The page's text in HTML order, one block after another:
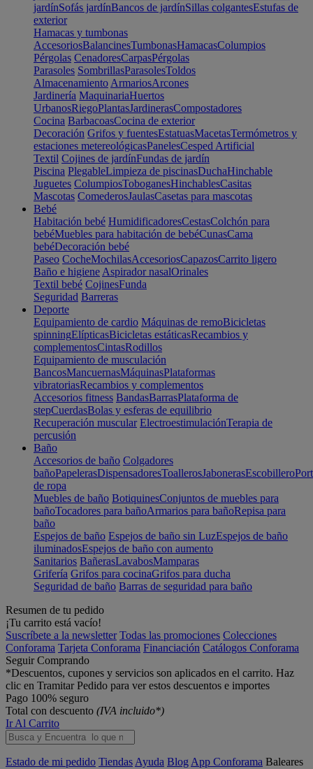
jardínSofás jardínBancos de jardínSillas colgantesEstufas de
exterior
Hamacas y tumbonas
AccesoriosBalancinesTumbonasHamacasColumpios
Pérgolas CenadoresCarpasPérgolas
Parasoles SombrillasParasolesToldos
Almacenamiento ArmariosArcones
Jardinería MaquinariaHuertos
UrbanosRiegoPlantasJardinerasCompostadores
Cocina BarbacoasCocina de exterior
Decoración Grifos y fuentesEstatuasMacetasTermómetros y
estaciones metereológicasPanelesCesped Artificial
Textil Cojines de jardínFundas de jardín
Piscina PlegableLimpieza de piscinasDuchaHinchable
Juguetes ColumpiosToboganesHinchablesCasitas
Mascotas ComederosJaulasCasetas para mascotas
Bebé
Habitación bebé HumidificadoresCestasColchón para
bebéMuebles para habitación de bebéCunasCama
bebéDecoración bebé
Paseo CocheMochilasAccesoriosCapazosCarrito ligero
Baño e higiene Aspirador nasalOrinales
Textil bebé CojinesFunda
Seguridad Barreras
Deporte
Equipamiento de cardio Máquinas de remoBicicletas
spinningElípticasBicicletas estáticasRecambios y
complementosCintasRodillos
Equipamiento de musculación
BancosMancuernasMáquinasPlataformas
vibratoriasRecambios y complementos
Accesorios fitness BandasBarrasPlataforma de
stepCuerdasBolas y esferas de equilibrio
Recuperación muscular ElectroestimulaciónTerapia de
percusión
Baño
Accesorios de baño Colgadores
bañoPapelerasDispensadoresToallerosJabonerasEscobillero
de ropa
Muebles de baño BotiquinesConjuntos de muebles para
bañoTocadores para bañoArmarios para bañoRepisa para
baño
Espejos de baño Espejos de baño sin LuzEspejos de baño
iluminadosEspejos de baño con aumento
Sanitarios BañerasLavabosMamparas
Grifería Grifos para cocinaGrifos para ducha
Seguridad de baño Barras de seguridad para baño
Resumen de tu pedido
¡Tu carrito está vacío!
Suscríbete a la newsletter Todas las promociones Colecciones
Conforama Tarjeta Conforama Financiación Catálogos Conforama
Seguir Comprando
*Descuentos, cupones y servicios son aplicados en el carrito. Haz
clic en Tramitar Pedido para ver estos descuentos e importes
Pago 100% seguro
Total con descuento (IVA incluido*)
Ir Al Carrito
Estado de mi pedido Tiendas Ayuda Blog App Conforama Baleares